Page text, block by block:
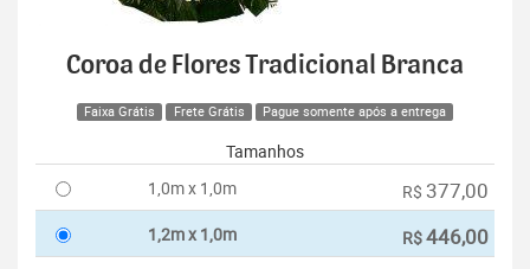
Coroa de Flores Tradicional Branca
Faixa Grátis Frete Grátis Pague somente após a entrega
Tamanhos
1,0m x 1,0m
R$ 377,00
1,2m x 1,0m R$446,00